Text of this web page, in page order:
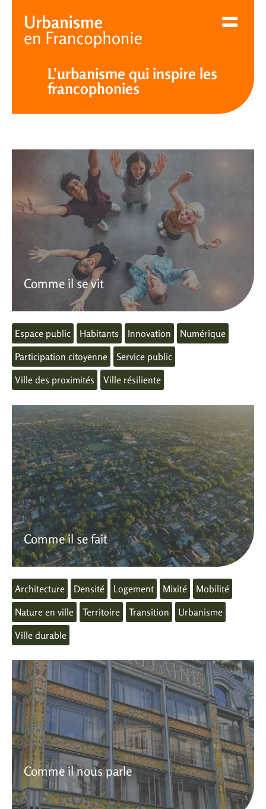
L’urbanisme qui inspire les
francophonies
Comme il se vit
Espace public Habitants Innovation
Numérique
Participation citoyenne
Service public
Ville des proximités
Ville résiliente
Comme il se fait
Architecture Densité Logement Mixité
Mobilité
Nature en ville
Territoire Transition
Urbanisme
Ville durable
Comme il nous parle